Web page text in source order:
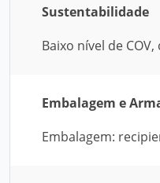
Sustentabilidade
Baixo nível de
Embalagem e
Embalagem: